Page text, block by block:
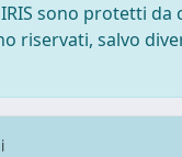
sono protetti da
riservati, salvo